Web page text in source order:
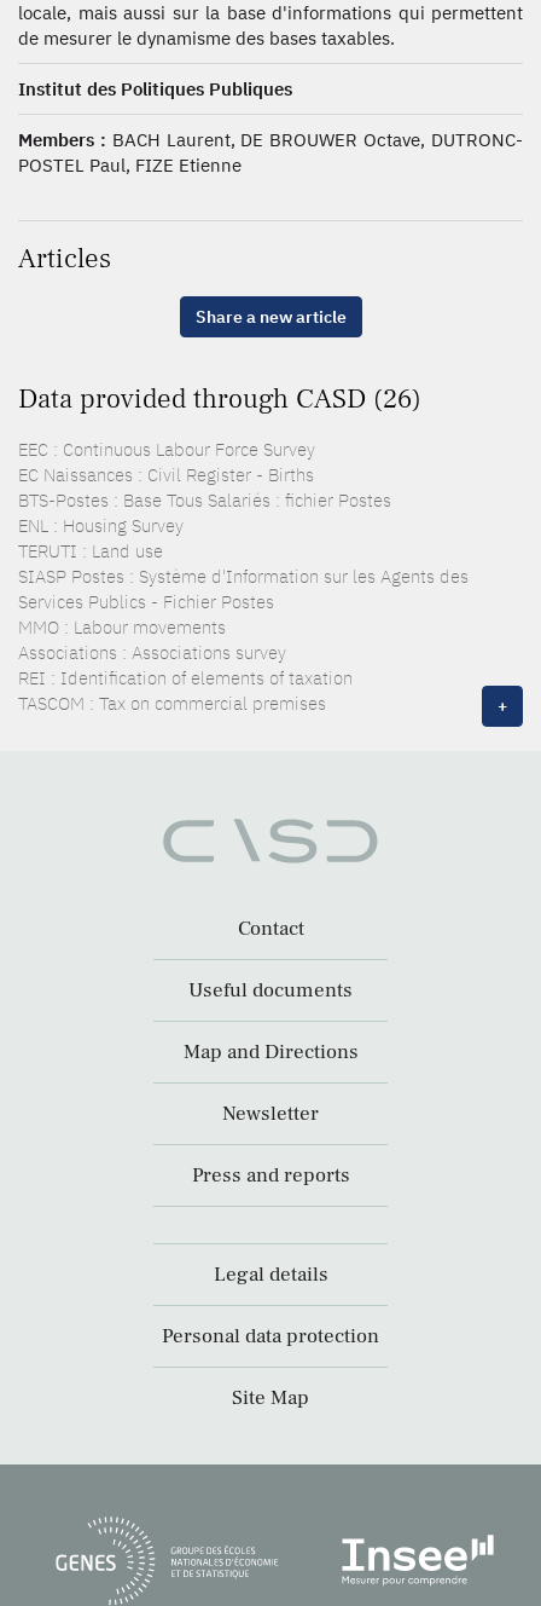
locale, mais aussi sur la base d'informations qui permettent
de mesurer le dynamisme des bases taxables.
Institut des Politiques Publiques
Members : BACH Laurent, DE BROUWER Octave, DUTRONC-
POSTEL Paul, FIZE Etienne
Articles
Share a new article
Data provided through CASD (26)
EEC : Continuous Labour Force Survey
EC Naissances : Civil Register - Births
BTS-Postes : Base Tous Salariés : fichier Postes
ENL : Housing Survey
TERUTI : Land use
SIASP Postes : Système d'Information sur les Agents des
Services Publics - Fichier Postes
MMO : Labour movements
Associations : Associations survey
REI : Identification of elements of taxation
TASCOM : Tax on commercial premises
+
Contact
Useful documents
Map and Directions
Newsletter
Press and reports
Legal details
Personal data protection
Site Map